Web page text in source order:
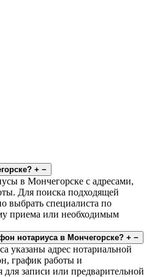
+ −
в Мончегорске с адресами,
Для поиска подходящей
выбрать специалиста по
приема или необходимым
нотариуса в Мончегорске? + −
указаны адрес нотариальной
график работы и
записи или предварительной